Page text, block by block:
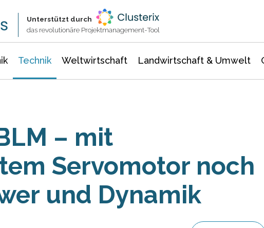
Unterstützt durch
das revolutionäre Projektmanagement-Tool
Technik Weltwirtschaft Landwirtschaft & Umwelt
– mit
Servomotor noch
und Dynamik